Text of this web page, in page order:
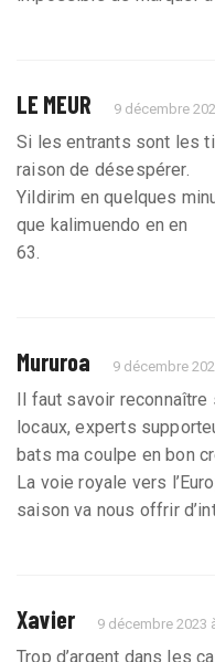
LE MEUR 9 décembre
Si les entrants sont les
raison de désespérer.
Yildirim en quelques
que kalimuendo en en
63.
Mururoa 9 décembre
Il faut savoir
locaux, experts
bats ma coulpe en bon
La voie royale vers
saison va nous offrir
Xavier 9 décembre 2023
Trop d’argent dans les